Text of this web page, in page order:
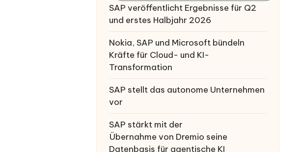
SAP veröffentlicht Ergebnisse für Q2
und erstes Halbjahr 2026
Nokia, SAP und Microsoft bündeln
Kräfte für Cloud- und KI-
Transformation
SAP stellt das autonome Unternehmen
vor
SAP stärkt mit der
Übernahme von Dremio seine
Datenbasis für agentische KI